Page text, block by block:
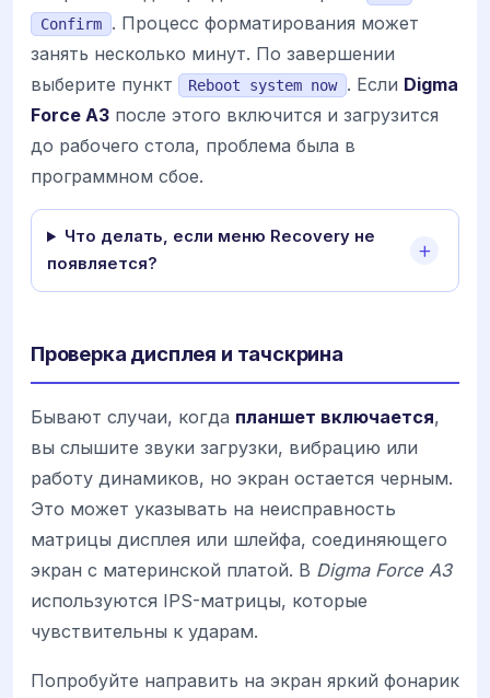
Confirm
. Процесс форматирования может
занять несколько минут. По завершении
выберите пункт
Reboot system now . Если Digma
Force A3 после этого включится и загрузится
до рабочего стола, проблема была в
программном сбое.
Что делать, если меню Recovery не
появляется?
Проверка дисплея и тачскрина
Бывают случаи, когда планшет включается,
вы слышите звуки загрузки, вибрацию или
работу динамиков, но экран остается черным.
Это может указывать на неисправность
матрицы дисплея или шлейфа, соединяющего
экран с материнской платой. В Digma Force A3
используются IPS-матрицы, которые
чувствительны к ударам.
Попробуйте направить на экран яркий фонарик